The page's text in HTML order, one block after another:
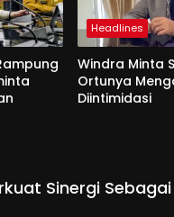
Headlines
Windra Minta
Ortunya
Diintimidasi
Sinergi